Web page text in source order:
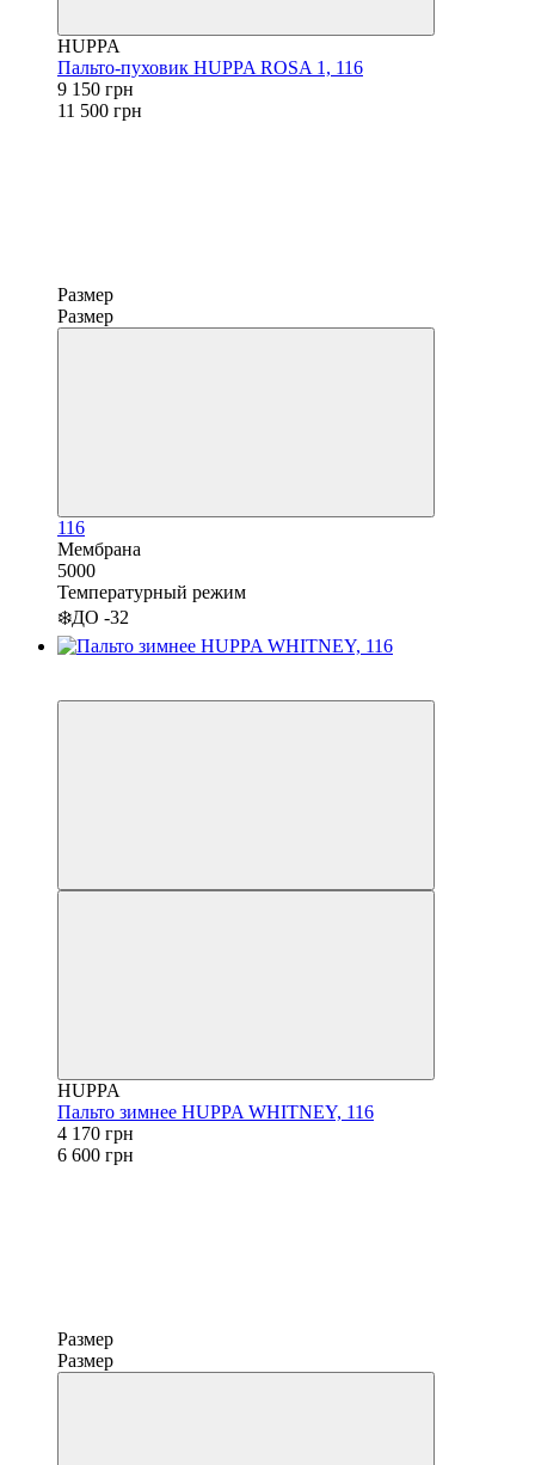
HUPPA
Пальто-пуховик HUPPA ROSA 1, 116
9 150 грн
11 500 грн
Размер
Размер
116
Мембрана
5000
Температурный режим
❄️ДО -32
HUPPA
Пальто зимнее HUPPA WHITNEY, 116
4 170 грн
6 600 грн
Размер
Размер